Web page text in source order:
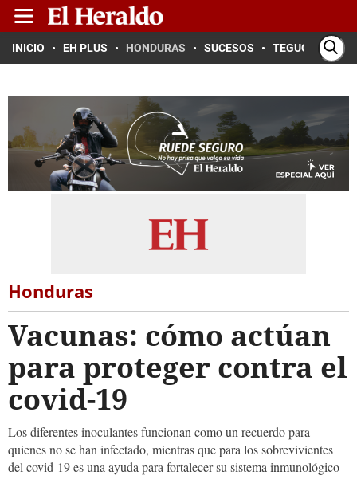
INICIO EH PLUS HONDURAS SUCESOS TEGUCIGALPA
Honduras
Vacunas: cómo actúan
para proteger contra el
covid-19
Los diferentes inoculantes funcionan como un recuerdo para
quienes no se han infectado, mientras que para los sobrevivientes
del covid-19 es una ayuda para fortalecer su sistema inmunológico